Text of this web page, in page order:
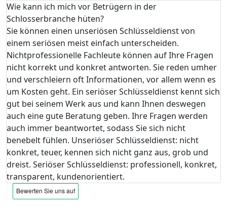
Wie kann ich mich vor Betrügern in der
Schlosserbranche hüten?
Sie können einen unseriösen Schlüsseldienst von
einem seriösen meist einfach unterscheiden.
Nichtprofessionelle Fachleute können auf Ihre Fragen
nicht korrekt und konkret antworten. Sie reden umher
und verschleiern oft Informationen, vor allem wenn es
um Kosten geht. Ein seriöser Schlüsseldienst kennt sich
gut bei seinem Werk aus und kann Ihnen deswegen
auch eine gute Beratung geben. Ihre Fragen werden
auch immer beantwortet, sodass Sie sich nicht
benebelt fühlen. Unseriöser Schlüsseldienst: nicht
konkret, teuer, kennen sich nicht ganz aus, grob und
dreist. Seriöser Schlüsseldienst: professionell, konkret,
transparent, kundenorientiert.